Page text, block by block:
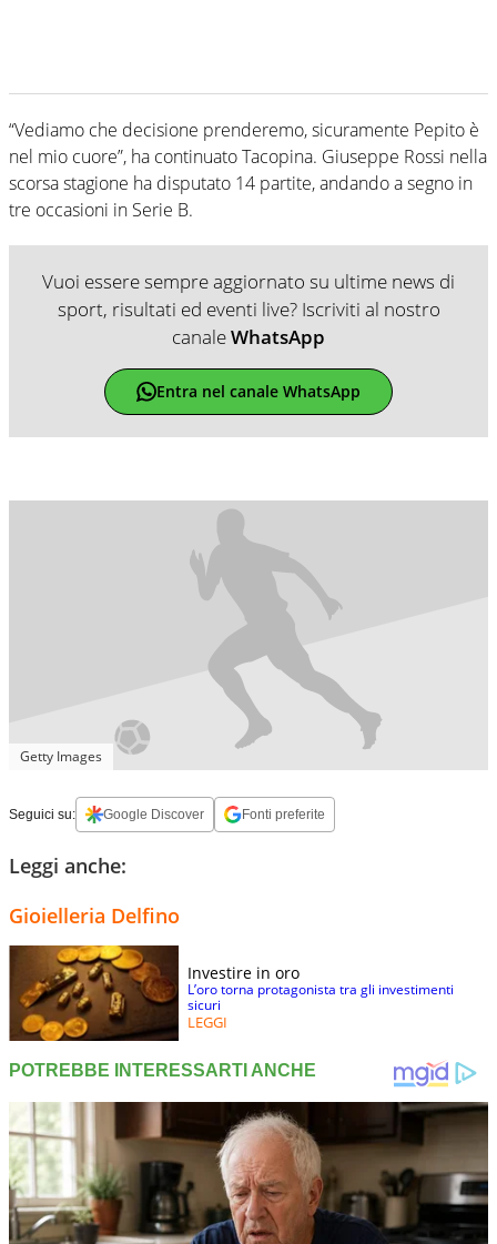
“Vediamo che decisione prenderemo, sicuramente Pepito è
nel mio cuore”, ha continuato Tacopina. Giuseppe Rossi nella
scorsa stagione ha disputato 14 partite, andando a segno in
tre occasioni in Serie B.
Vuoi essere sempre aggiornato su ultime news di
sport, risultati ed eventi live? Iscriviti al nostro
canaleWhatsApp
Entra nel canale WhatsApp
Getty Images
Seguici su: Google Discover Fonti preferite
Leggi anche:
Gioielleria Delfino
Investire in oro
L’oro torna protagonista tra gli investimenti
sicuri
LEGGI